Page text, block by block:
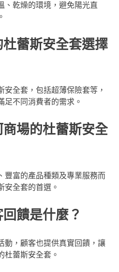
、乾燥的環境，避免陽光直
蕾斯安全套選擇
安全套，包括超薄保險套等，
足不同消費者的需求。
場的杜蕾斯安全
豐富的產品種類及專業服務而
安全套的首選。
饋是什麼？
動，顧客也提供真實回饋，讓
杜蕾斯安全套。